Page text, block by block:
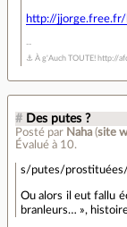
http://jjorge.free.fr/
⚓ À g'Auch TOUTE! http://
# Des putes ?
Posté par Naha (site
Évalué à 10.
s/putes/prostituées/
Ou alors il eut fallu
branleurs… »,